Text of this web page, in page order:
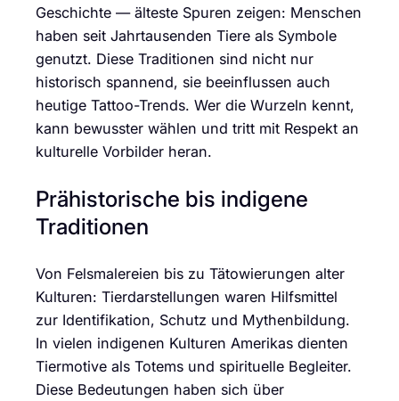
Geschichte — älteste Spuren zeigen: Menschen
haben seit Jahrtausenden Tiere als Symbole
genutzt. Diese Traditionen sind nicht nur
historisch spannend, sie beeinflussen auch
heutige Tattoo-Trends. Wer die Wurzeln kennt,
kann bewusster wählen und tritt mit Respekt an
kulturelle Vorbilder heran.
Prähistorische bis indigene
Traditionen
Von Felsmalereien bis zu Tätowierungen alter
Kulturen: Tierdarstellungen waren Hilfsmittel
zur Identifikation, Schutz und Mythenbildung.
In vielen indigenen Kulturen Amerikas dienten
Tiermotive als Totems und spirituelle Begleiter.
Diese Bedeutungen haben sich über